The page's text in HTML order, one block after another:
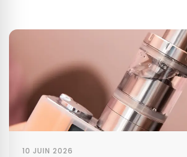
10 JUIN 2026